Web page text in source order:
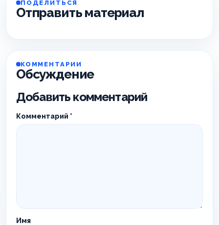
ПОДЕЛИТЬСЯ
Отправить материал
КОММЕНТАРИИ
Обсуждение
Добавить комментарий
Комментарий *
Имя